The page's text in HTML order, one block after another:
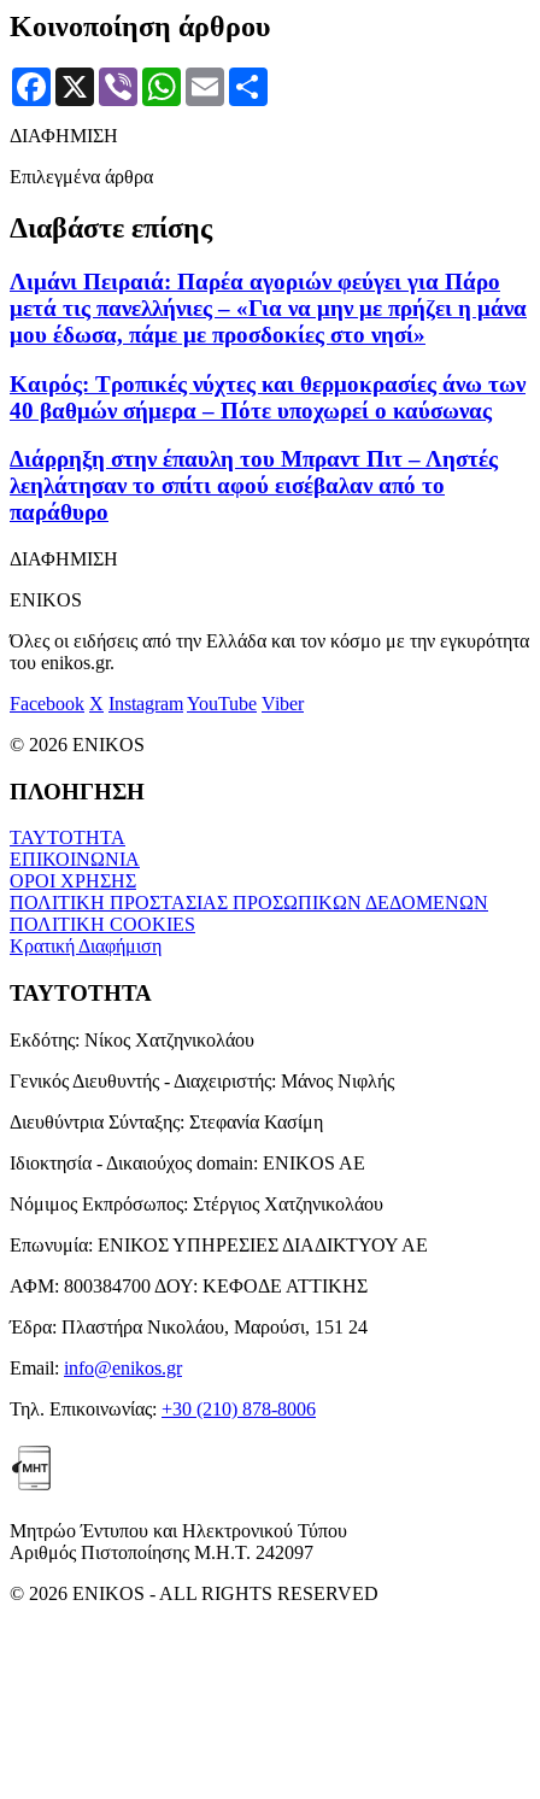
Κοινοποίηση άρθρου
Facebook
X Viber WhatsApp
Email
ΔΙΑΦΗΜΙΣΗ
Επιλεγμένα άρθρα
Διαβάστε επίσης
Λιμάνι Πειραιά: Παρέα αγοριών φεύγει για Πάρο
μετά τις πανελλήνιες – «Για να μην με πρήζει η μάνα
μου έδωσα, πάμε με προσδοκίες στο νησί»
Καιρός: Τροπικές νύχτες και θερμοκρασίες άνω των
40 βαθμών σήμερα – Πότε υποχωρεί ο καύσωνας
Διάρρηξη στην έπαυλη του Μπραντ Πιτ – Ληστές
λεηλάτησαν το σπίτι αφού εισέβαλαν από το
παράθυρο
ΔΙΑΦΗΜΙΣΗ
ENIKOS
Όλες οι ειδήσεις από την Ελλάδα και τον κόσμο με την εγκυρότητα
του enikos.gr.
Facebook X InstagramYouTube Viber
© 2026 ENIKOS
ΠΛΟΗΓΗΣΗ
ΤΑΥΤΟΤΗΤΑ
ΕΠΙΚΟΙΝΩΝΙΑ
ΟΡΟΙ ΧΡΗΣΗΣ
ΠΟΛΙΤΙΚΗ ΠΡΟΣΤΑΣΙΑΣ ΠΡΟΣΩΠΙΚΩΝ ΔΕΔΟΜΕΝΩΝ
ΠΟΛΙΤΙΚΗ COOKIES
Κρατική Διαφήμιση
ΤΑΥΤΟΤΗΤΑ
Εκδότης: Νίκος Χατζηνικολάου
Γενικός Διευθυντής - Διαχειριστής: Μάνος Νιφλής
Διευθύντρια Σύνταξης: Στεφανία Κασίμη
Ιδιοκτησία - Δικαιούχος domain: ENIKOS AE
Νόμιμος Εκπρόσωπος: Στέργιος Χατζηνικολάου
Επωνυμία: ΕΝΙΚΟΣ ΥΠΗΡΕΣΙΕΣ ΔΙΑΔΙΚΤΥΟΥ ΑΕ
ΑΦΜ: 800384700 ΔΟΥ: ΚΕΦΟΔΕ ΑΤΤΙΚΗΣ
Έδρα: Πλαστήρα Νικολάου, Μαρούσι, 151 24
Email: info@enikos.gr
Τηλ. Επικοινωνίας: +30 (210) 878-8006
Μητρώο Έντυπου και Ηλεκτρονικού Τύπου
Αριθμός Πιστοποίησης Μ.Η.Τ. 242097
© 2026 ENIKOS - ALL RIGHTS RESERVED